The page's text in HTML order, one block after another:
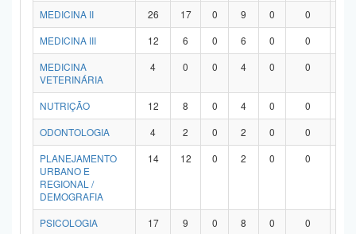
MEDICINA II
26 17 0 9 0 0
MEDICINA III
12 6 0 6 0 0
MEDICINA
VETERINÁRIA
4 0 0 4 0 0
NUTRIÇÃO 12 8 0 4 0 0
ODONTOLOGIA
4 2 0 2 0 0
PLANEJAMENTO
URBANO E
REGIONAL /
DEMOGRAFIA
14 12 0 2 0 0
PSICOLOGIA 17 9 0 8 0 0